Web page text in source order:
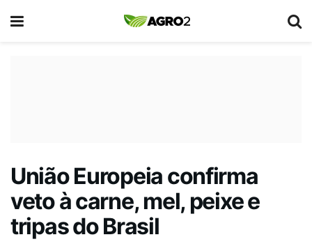
União Europeia confirma
veto à carne, mel, peixe e
tripas do Brasil